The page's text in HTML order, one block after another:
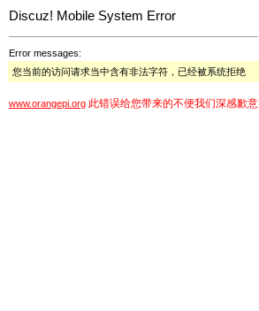
Discuz! Mobile System Error
Error messages:
您当前的访问请求当中含有非法字符，已经被系统拒绝
www.orangepi.org 此错误给您带来的不便我们深感歉意